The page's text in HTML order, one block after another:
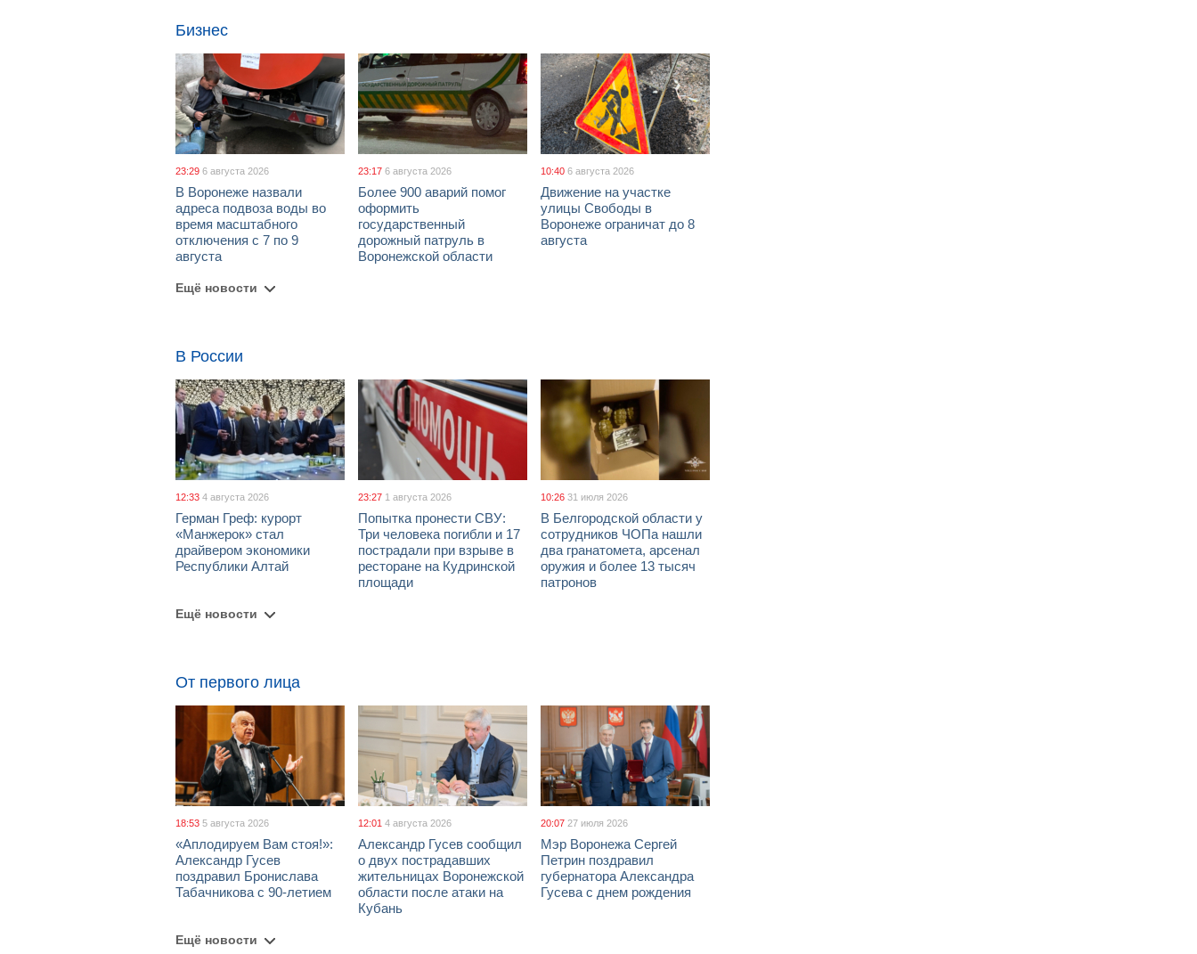
Бизнес
23:29 6 августа 2026
В Воронеже назвали
адреса подвоза воды во
время масштабного
отключения с 7 по 9
августа
23:17 6 августа 2026
Более 900 аварий помог
оформить
государственный
дорожный патруль в
Воронежской области
10:40 6 августа 2026
Движение на участке
улицы Свободы в
Воронеже ограничат до 8
августа
Ещё новости
В России
12:33 4 августа 2026
Герман Греф: курорт
«Манжерок» стал
драйвером экономики
Республики Алтай
23:27 1 августа 2026
Попытка пронести СВУ:
Три человека погибли и 17
пострадали при взрыве в
ресторане на Кудринской
площади
10:26 31 июля 2026
В Белгородской области у
сотрудников ЧОПа нашли
два гранатомета, арсенал
оружия и более 13 тысяч
патронов
Ещё новости
От первого лица
18:53 5 августа 2026
«Аплодируем Вам стоя!»:
Александр Гусев
поздравил Бронислава
Табачникова с 90-летием
12:01 4 августа 2026
Александр Гусев сообщил
о двух пострадавших
жительницах Воронежской
области после атаки на
Кубань
20:07 27 июля 2026
Мэр Воронежа Сергей
Петрин поздравил
губернатора Александра
Гусева с днем рождения
Ещё новости